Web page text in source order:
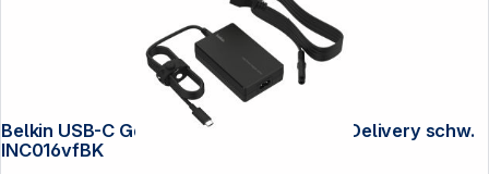
Belkin USB-C GaN Netzteil 100W Power Delivery schw.
INC016vfBK